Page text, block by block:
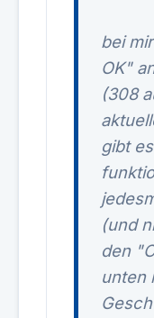
bei
OK"
(308
gibt
(und
den
unten